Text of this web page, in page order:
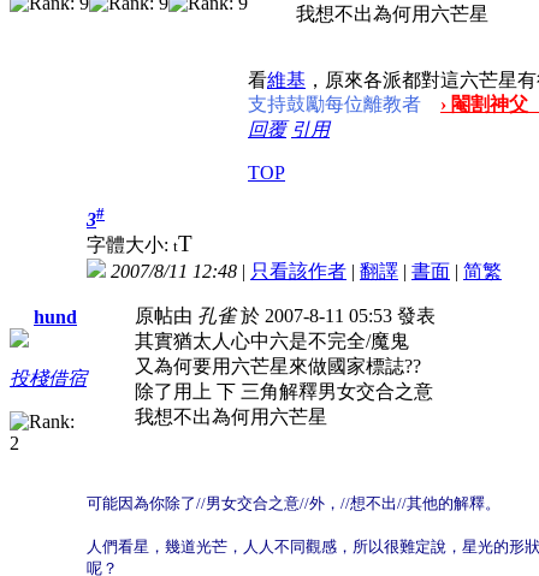
我想不出為何用六芒星
看維基 ，原來各派都對這六芒星
支持鼓勵每位離教者
› 閹割神
回覆 引用
TOP
hund
投棧借宿
3#
字體大小: tT
2007/8/11 12:48 | 只看該作者 | 翻譯 | 書面 | 简繁
原帖由 孔雀於 2007-8-11 05:53 發表
其實猶太人心中六是不完全/魔鬼
又為何要用六芒星來做國家標誌??
除了用上 下 三角解釋男女交合之意
我想不出為何用六芒星
可能因為你除了//男女交合之意//外， //想不出//其他的解釋。
人們看星，幾道光芒，人人不同觀感，所以很難定說，星光的
呢？